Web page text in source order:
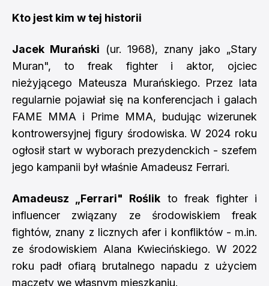
Kto jest kim w tej historii
Jacek Murański (ur. 1968), znany jako „Stary
Muran", to freak fighter i aktor, ojciec
nieżyjącego Mateusza Murańskiego. Przez lata
regularnie pojawiał się na konferencjach i galach
FAME MMA i Prime MMA, budując wizerunek
kontrowersyjnej figury środowiska. W 2024 roku
ogłosił start w wyborach prezydenckich - szefem
jego kampanii był właśnie Amadeusz Ferrari.
Amadeusz „Ferrari" Roślik to freak fighter i
influencer związany ze środowiskiem freak
fightów, znany z licznych afer i konfliktów - m.in.
ze środowiskiem Alana Kwiecińskiego. W 2022
roku padł ofiarą brutalnego napadu z użyciem
maczety we własnym mieszkaniu.